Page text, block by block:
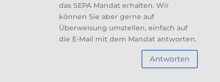
das SEPA Mandat erhalten. Wir
können Sie aber gerne auf
Überweisung umstellen, einfach auf
die E-Mail mit dem Mandat antworten.
Antworten